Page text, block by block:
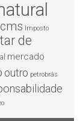
Imposto
de
mercado
outro petrobrás